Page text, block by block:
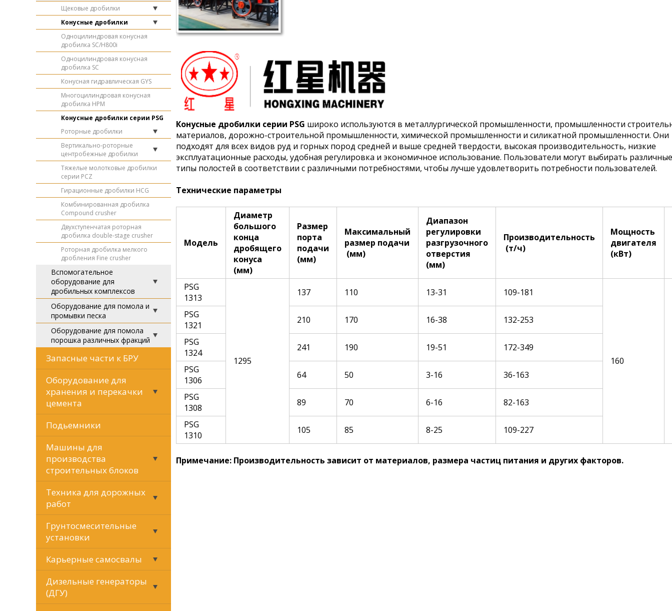
Щековые дробилки
Конусные дробилки
Одноцилиндровая конусная
дробилка SC/H800i
Одноцилиндровая конусная
дробилка SC
Конусная гидравлическая GYS
Многоцилиндровая конусная
дробилка HPM
Конусные дробилки серии PSG
Роторные дробилки
Вертикально-роторные
центробежные дробилки
Тяжелые молотковые дробилки
серии PCZ
Гирационные дробилки HCG
Комбинированная дробилка
Compound crusher
Двухступенчатая роторная
дробилка double-stage crusher
Роторная дробилка мелкого
дробления Fine crusher
Вспомогательное
оборудование для
дробильных комплексов
Оборудование для помола и
промывки песка
Оборудование для помола
порошка различных фракций
Запасные части к БРУ
Оборудование для
хранения и перекачки
цемента
Подьемники
Машины для
производства
строительных блоков
Техника для дорожных
работ
Грунтосмесительные
установки
Карьерные самосвалы
Дизельные генераторы
(ДГУ)
Конусные дробилки серии PSG широко используются в металлургической промышленности, промышленности
материалов, дорожно-строительной промышленности, химической промышленности и силикатной промышленности. Они
подходят для всех видов руд и горных пород средней и выше средней твердости, высокая производительность, низкие
эксплуатационные расходы, удобная регулировка и экономичное использование. Пользователи могут выбирать различные
типы полостей в соответствии с различными потребностями, чтобы лучше удовлетворить потребности пользователей.
Технические параметры
Модель
Диаметр
большого
конца
дробящего
конуса
(мм)
Размер
порта
подачи
(мм)
Максимальный
размер подачи
(мм)
Диапазон
регулировки
разгрузочного
отверстия
(мм)
Производительность
(т/ч)
Мощность
двигателя
(кВт)
PSG
1313
1295
137 110 13-31 109-181
160
PSG
1321
210 170 16-38
132-253
PSG
1324
241 190 19-51
172-349
PSG
1306
64 50 3-16
36-163
PSG
1308
89 70 6-16
82-163
PSG
1310
105 85 8-25 109-227
Примечание: Производительность зависит от материалов, размера частиц питания и других факторов.